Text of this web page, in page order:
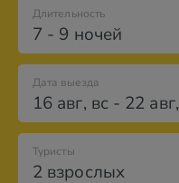
7 - 9 ночей
Длительность
Дата выезда
16 авг, вс- 22 авг,
2 взрослых
Туристы